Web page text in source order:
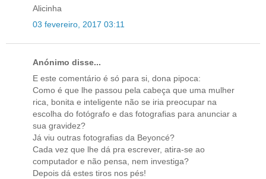
Alicinha
03 fevereiro, 2017 03:11
Anónimo disse...
E este comentário é só para si, dona pipoca:
Como é que lhe passou pela cabeça que uma mulher
rica, bonita e inteligente não se iria preocupar na
escolha do fotógrafo e das fotografias para anunciar a
sua gravidez?
Já viu outras fotografias da Beyoncé?
Cada vez que lhe dá pra escrever, atira-se ao
computador e não pensa, nem investiga?
Depois dá estes tiros nos pés!